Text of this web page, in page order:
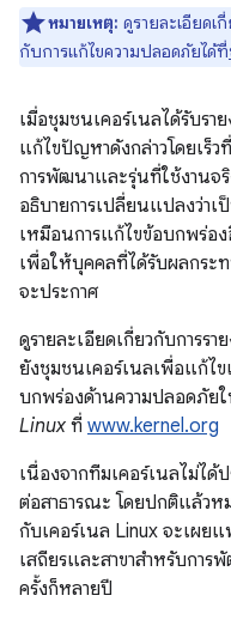
หมายเหตุ: ดูรายละเอียดเ
กับการแก้ไขความปลอดภัยได้ที่
เมื่อชุมชนเคอร์เนลได้รับรา
แก้ไขปัญหาดังกล่าวโดยเร็
การพัฒนาและรุ่นที่ใช้งานจ
อธิบายการเปลี่ยนแปลงว่า
เหมือนการแก้ไขข้อบกพร่อ
เพื่อให้บุคคลที่ได้รับผลกระ
จะประกาศ
ดูรายละเอียดเกี่ยวกับการร
ยังชุมชนเคอร์เนลเพื่อแก้ไ
บกพร่องด้านความปลอดภัย
Linux ที่ www.kernel.org
เนื่องจากทีมเคอร์เนลไม่ไ
ต่อสาธารณะ โดยปกติแล้วห
กับเคอร์เนล Linux จะเผย
เสถียรและสาขาสำหรับกา
ครั้งก็หลายปี